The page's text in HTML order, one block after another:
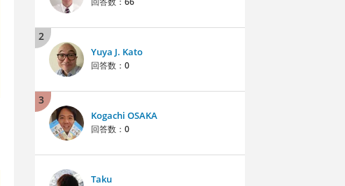
2
Yuya J. Kato
回答数： 0
3
Kogachi OSAKA
回答数： 0
Taku